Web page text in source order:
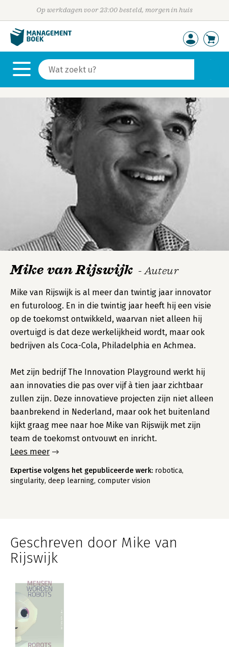
Op werkdagen voor 23:00 besteld, morgen in huis
Mike van Rijswijk - Auteur
Mike van Rijswijk is al meer dan twintig jaar innovator
en futuroloog. En in die twintig jaar heeft hij een visie
op de toekomst ontwikkeld, waarvan niet alleen hij
overtuigd is dat deze werkelijkheid wordt, maar ook
bedrijven als Coca-Cola, Philadelphia en Achmea.
Met zijn bedrijf The Innovation Playground werkt hij
aan innovaties die pas over vijf à tien jaar zichtbaar
zullen zijn. Deze innovatieve projecten zijn niet alleen
baanbrekend in Nederland, maar ook het buitenland
kijkt graag mee naar hoe Mike van Rijswijk met zijn
team de toekomst ontvouwt en inricht.
Lees meer
Expertise volgens het gepubliceerde werk: robotica,
singularity, deep learning, computer vision
Geschreven door Mike van
Rijswijk